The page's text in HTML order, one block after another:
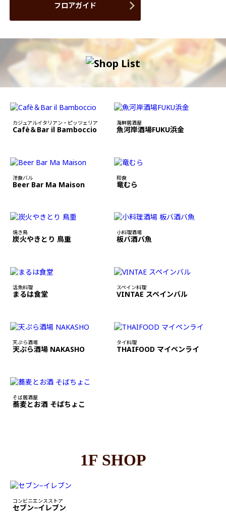
フロアガイド
カジュアルイタリアン・ピッツェリア
Cafè＆Bar il Bamboccio
海鮮居酒屋
魚河岸酒場FUKU浜金
洋食バル
Beer Bar Ma Maison
和食
竜むら
焼き鳥
炭火やきとり 鳥重
小料理酒場
板バ酒バ魚
活魚料理
まるは食堂
スペイン料理
VINTAE スペインバル
天ぷら酒場
天ぷら酒場 NAKASHO
タイ料理
THAIFOOD マイペンライ
そば居酒屋
蕎麦とお酒 そばちょこ
1F SHOP
コンビニエンスストア
セブン−イレブン